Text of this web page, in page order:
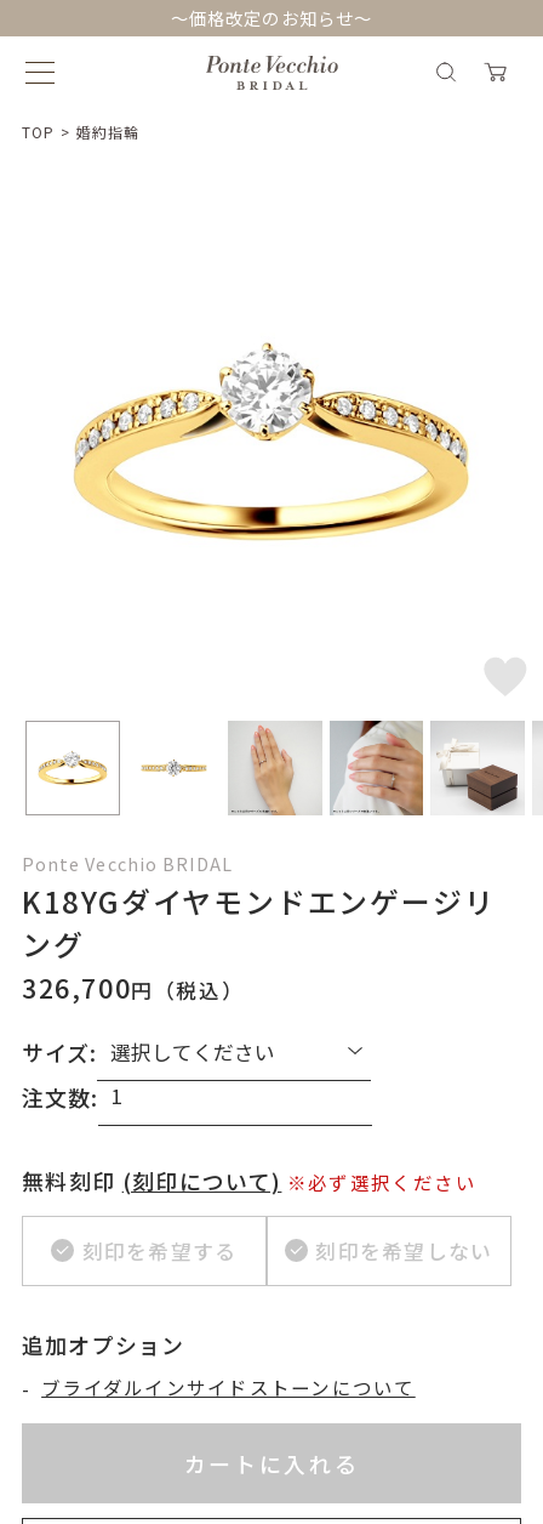
～価格改定のお知らせ～
TOP > 婚約指輪
Ponte Vecchio BRIDAL
K18YGダイヤモンドエンゲージリ
ング
326,700円（税込）
サイズ:
注文数:
無料刻印 (刻印について) ※必ず選択ください
刻印を希望する 刻印を希望しない
追加オプション
- ブライダルインサイドストーンについて
お届け目安：約2ヶ月以内カートに入れる